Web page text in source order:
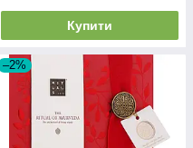
Купити
–2%